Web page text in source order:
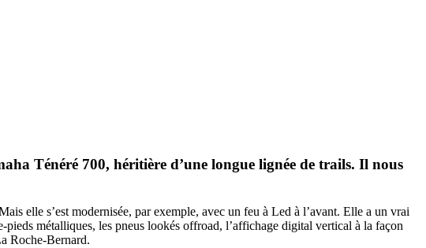
Ténéré 700, héritière d’une longue lignée de trails. Il nous
elle s’est modernisée, par exemple, avec un feu à Led à l’avant. Elle a un vrai
métalliques, les pneus lookés offroad, l’affichage digital vertical à la façon
Roche-Bernard.